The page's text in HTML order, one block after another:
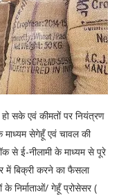
सके एवं कीमतों पर नियंत्रण
माध्यम सेगेहूँ एवं चावल की
से ई-नीलामी के माध्यम से पूरे
में बिक्री करने का फैसला
के निर्माताओं/ गेहूँ प्रोसेसर (